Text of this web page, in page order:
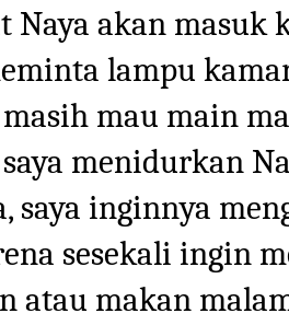
Naya akan masuk
lampu
mau main
menidurkan
saya inginnya
sesekali ingin
atau makan